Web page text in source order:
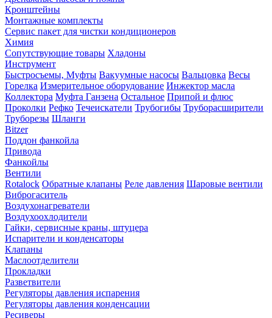
Кронштейны
Монтажные комплекты
Сервис пакет для чистки кондиционеров
Химия
Сопутствующие товары Хладоны
Инструмент
Быстросъемы, Муфты Вакуумные насосы Вальцовка Весы
Горелка Измерительное оборудование Инжектор масла
Коллектора Муфта Ганзена Остальное Припой и флюс
Проколки Рефко Течеискатели Трубогибы Труборасширители
Труборезы Шланги
Bitzer
Поддон фанкойла
Привода
Фанкойлы
Вентили
Rotalock Обратные клапаны Реле давления Шаровые вентили
Виброгаситель
Воздухонагреватели
Воздухоохлодители
Гайки, сервисные краны, штуцера
Испарители и конденсаторы
Клапаны
Маслоотделители
Прокладки
Разветвители
Регуляторы давления испарения
Регуляторы давления конденсации
Ресиверы